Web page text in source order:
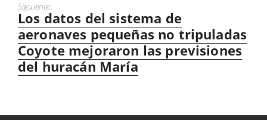
Siguiente
Next
post:
Los datos del sistema de
aeronaves pequeñas no tripuladas
Coyote mejoraron las previsiones
del huracán María